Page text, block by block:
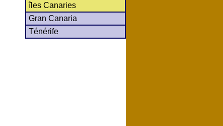
îles Canaries
Gran Canaria
Ténérife